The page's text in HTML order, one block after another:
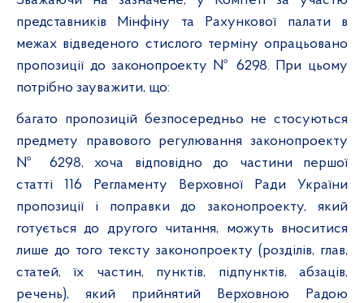
представників Мінфіну та Рахункової палати в
межах відведеного стислого терміну опрацьовано
пропозиції дозаконопроекту № 6298. При цьому
потрібно зауважити, що:
багато пропозицій безпосередньо не стосуються
предмету правового регулювання законопроекту
№ 6298, хоча відповідно до частини першої
статті 116 Регламенту Верховної Ради України
пропозиції і поправки до законопроекту, який
готується до другого читання, можуть вноситися
лише до того тексту законопроекту (розділів, глав,
статей, їх частин, пунктів, підпунктів, абзаців,
речень), який прийнятий Верховною Радою